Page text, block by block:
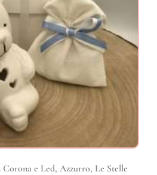
e Led, Azzurro, Le Stelle